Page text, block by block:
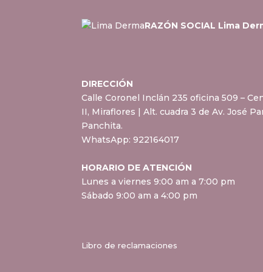
RAZÓN SOCIAL Lima
DIRECCIÓN
Calle Coronel Inclán 235 oficina 509 –
II, Miraflores | Alt. cuadra 3 de Av. José
Panchita.
WhatsApp:922164017
HORARIO DE ATENCIÓN
Lunes a viernes 9:00 am a 7:00 pm
Sábado 9:00 am a 4:00 pm
Libro de reclamaciones